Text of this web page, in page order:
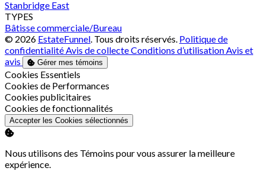
Stanbridge East
TYPES
Bâtisse commerciale/Bureau
© 2026 EstateFunnel. Tous droits réservés. Politique de
confidentialitéAvis de collecteConditions d’utilisationAvis et
avis
Gérer mes témoins
Activer
Cookies Essentiels
Activer
Cookies de Performances
Activer
Cookies publicitaires
Activer
Cookies de fonctionnalités
Accepter les Cookies sélectionnés
Nous utilisons des Témoins pour vous assurer la meilleure
expérience.